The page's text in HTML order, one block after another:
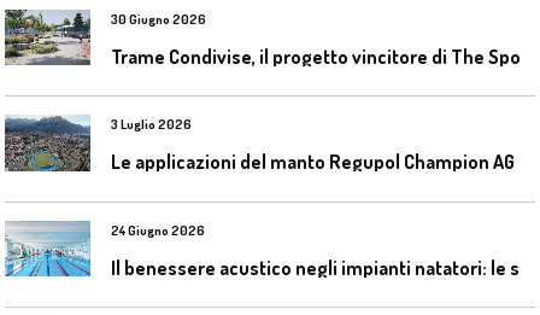
30 Giugno 2026
3 Luglio 2026
24 Giugno 2026